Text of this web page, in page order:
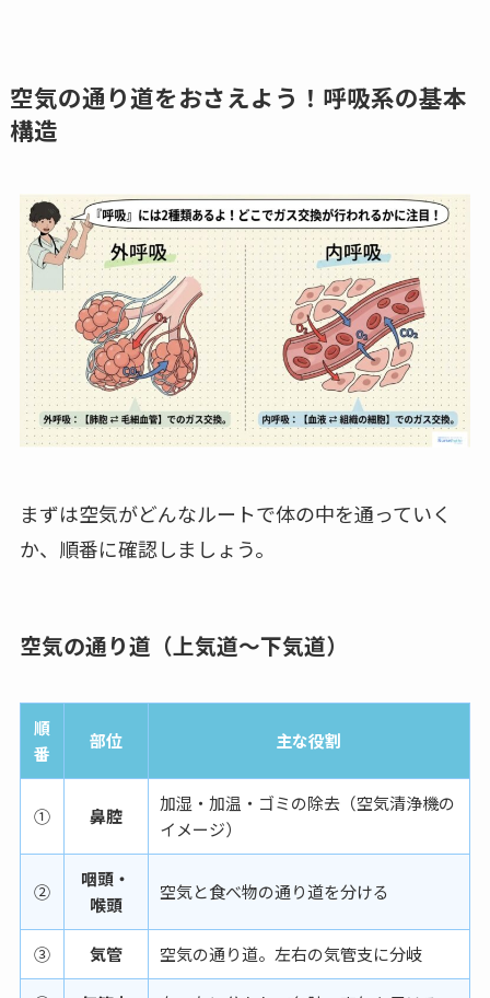
空気の通り道をおさえよう！呼吸系の基本
構造
まずは空気がどんなルートで体の中を通っていく
か、順番に確認しましょう。
空気の通り道（上気道〜下気道）
順
番
部位 主な役割
① 鼻腔
加湿・加温・ゴミの除去（空気清浄機の
イメージ）
②
咽頭・
喉頭
空気と食べ物の通り道を分ける
③ 気管 空気の通り道。左右の気管支に分岐